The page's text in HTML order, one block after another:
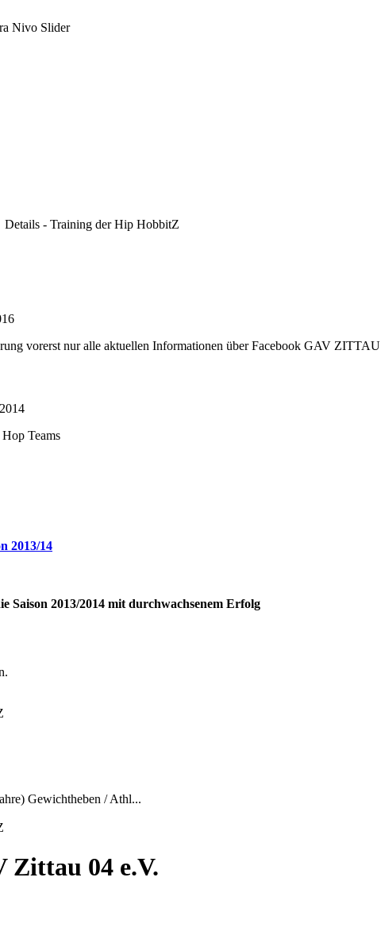
Details - Training der Hip HobbitZ
vorerst nur alle aktuellen Informationen über Facebook GAV ZITTAU
Teams
2013/14
Saison 2013/2014 mit durchwachsenem Erfolg
Gewichtheben / Athl...
Zittau 04 e.V.